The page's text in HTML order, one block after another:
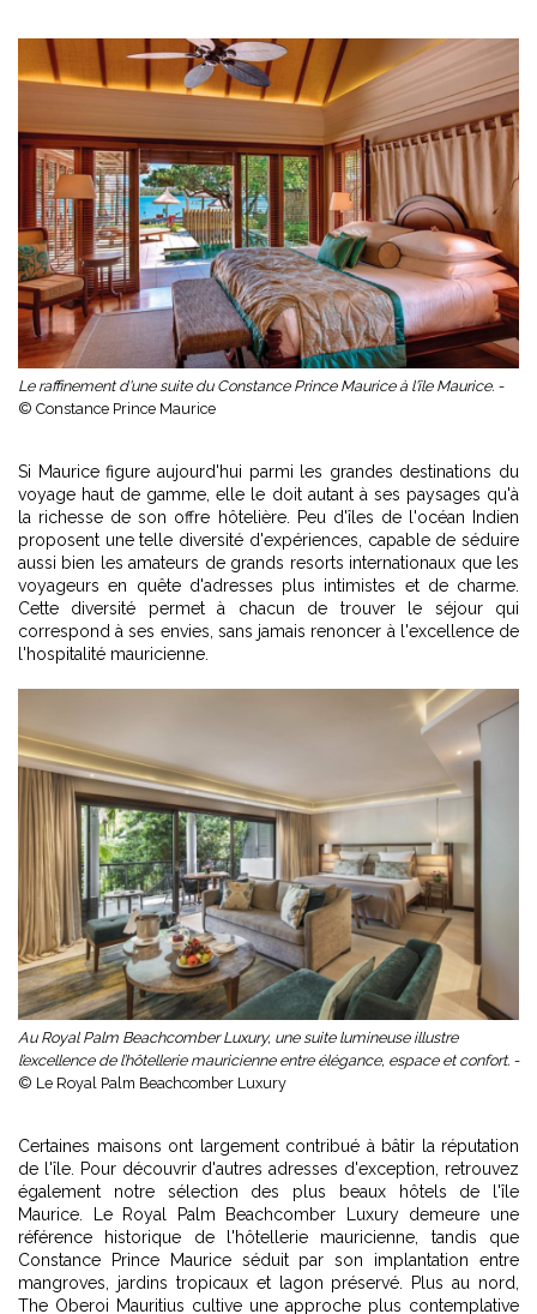
Le raffinement d'une suite du Constance Prince Maurice à l'île Maurice. -
© Constance Prince Maurice
Si Maurice figure aujourd'hui parmi les grandes destinations du
voyage haut de gamme, elle le doit autant à ses paysages qu'à
la richesse de son offre hôtelière. Peu d'îles de l'océan Indien
proposent une telle diversité d'expériences, capable de séduire
aussi bien les amateurs de grands resorts internationaux que les
voyageurs en quête d'adresses plus intimistes et de charme.
Cette diversité permet à chacun de trouver le séjour qui
correspond à ses envies, sans jamais renoncer à l'excellence de
l'hospitalité mauricienne.
Au Royal Palm Beachcomber Luxury, une suite lumineuse illustre
l’excellence de l’hôtellerie mauricienne entre élégance, espace et confort. -
© Le Royal Palm Beachcomber Luxury
Certaines maisons ont largement contribué à bâtir la réputation
de l'île. Pour découvrir d'autres adresses d'exception, retrouvez
également notre sélection des plus beaux hôtels de l'île
Maurice . Le Royal Palm Beachcomber Luxury demeure une
référence historique de l'hôtellerie mauricienne, tandis que
Constance Prince Maurice séduit par son implantation entre
mangroves, jardins tropicaux et lagon préservé. Plus au nord,
The Oberoi Mauritius cultive une approche plus contemplative